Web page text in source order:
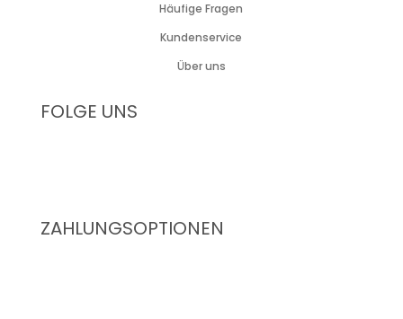
Häufige Fragen
Kundenservice
Über uns
FOLGE UNS
ZAHLUNGSOPTIONEN